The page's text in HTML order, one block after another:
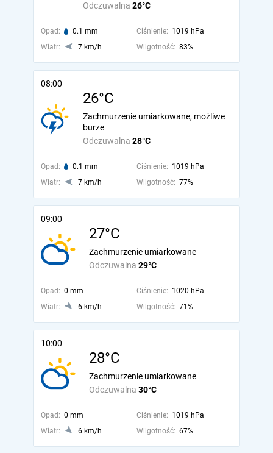
Odczuwalna 26°C
Opad: 0.1 mm Ciśnienie: 1019 hPa
Wiatr:
7 km/h Wilgotność: 83%
08:00
26°C
Odczuwalna 28°C
Zachmurzenie umiarkowane, możliwe
burze
Opad: 0.1 mm Ciśnienie: 1019 hPa
Wiatr:
7 km/h Wilgotność: 77%
09:00
27°C
Odczuwalna 29°C
Zachmurzenie umiarkowane
Opad: 0 mm Ciśnienie: 1020 hPa
Wiatr:
6 km/h Wilgotność: 71%
10:00
28°C
Odczuwalna 30°C
Zachmurzenie umiarkowane
Opad: 0 mm Ciśnienie: 1019 hPa
Wiatr:
6 km/h Wilgotność: 67%